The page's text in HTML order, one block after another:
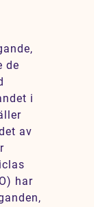
de
i
av
har